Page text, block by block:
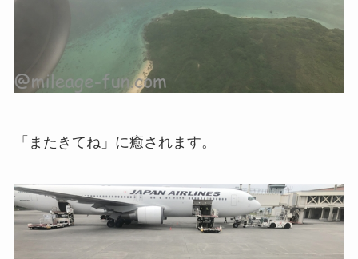
「またきてね」に癒されます。